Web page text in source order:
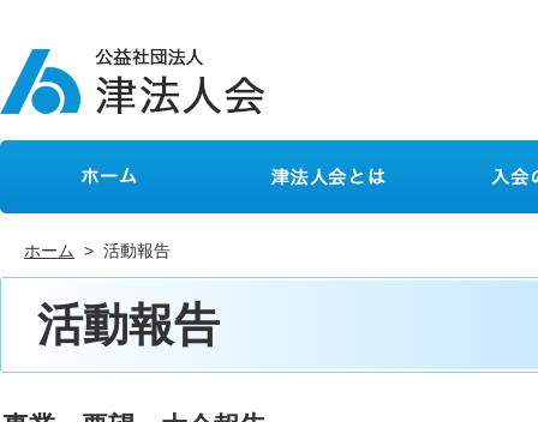
ホーム 津法人会とは 入会のご
ホーム > 活動報告
活動報告